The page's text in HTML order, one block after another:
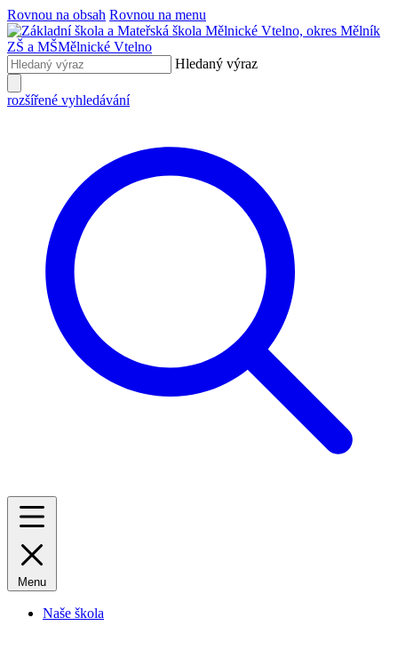
Rovnou na obsah Rovnou na menu
ZŠ a MŠMělnické Vtelno
Hledaný výraz
rozšířené vyhledávání
Menu
Naše škola